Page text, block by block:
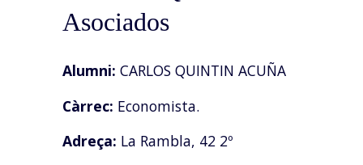
Asociados
Alumni: CARLOS QUINTIN ACUÑA
Càrrec: Economista.
Adreça: La Rambla, 42 2º